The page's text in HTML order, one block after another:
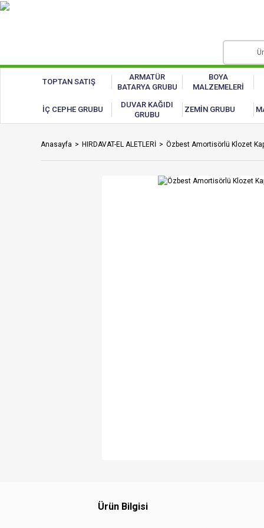
TOPTAN SATIŞ
ARMATÜR
BATARYA GRUBU
BOYA
MALZEMELERİ
İÇ CEPHE GRUBU
DUVAR KAĞIDI
GRUBU
ZEMİN GRUBU
Anasayfa HIRDAVAT-EL ALETLERİ Özbest Amortisörlü Klozet
Ürün Bilgisi